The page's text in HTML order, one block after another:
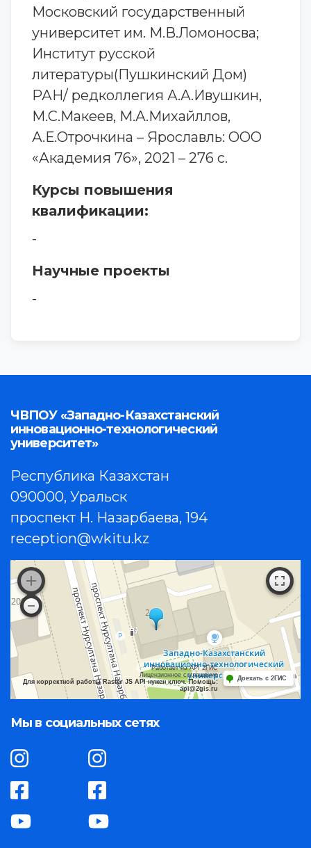
Московский государственный
университет им. М.В.Ломоносва;
Институт русской
литературы(Пушкинский Дом)
РАН/ редколлегия А.А.Ивушкин,
М.С.Макеев, М.А.Михайллов,
А.Е.Отрочкина – Ярославль: ООО
«Академия 76», 2021 – 276 с.
Курсы повышения
квалификации:
-
Научные проекты
-
ЧВПОУ «Западно-Казахстанский
инновационно-технологический
университет»
Республика Казахстан
090000, Уральск
проспект Н. Назарбаева, 194
reception@wkitu.kz
Работает на API 2ГИС
Лицензионное соглашение
Для корректной работы Raster JS API нужен ключ. Помощь:
api@2gis.ru
Доехать с 2ГИС
Мы в социальных сетях